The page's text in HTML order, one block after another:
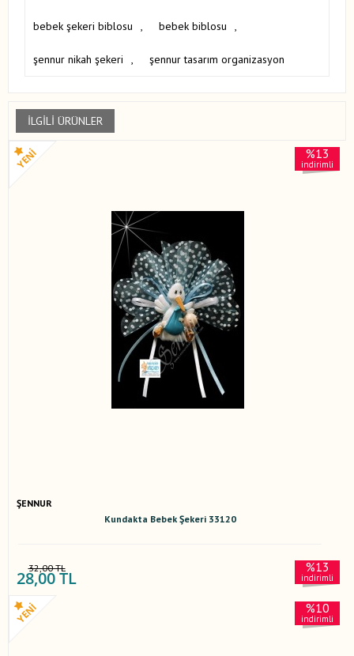
bebek şekeri biblosu , bebek biblosu ,
şennur nikah şekeri , şennur tasarım organizasyon
İLGILI ÜRÜNLER
%13
indirimli
ŞENNUR
Kundakta Bebek Şekeri 33120
32,00 TL
28,00 TL
%13
indirimli
%10
indirimli